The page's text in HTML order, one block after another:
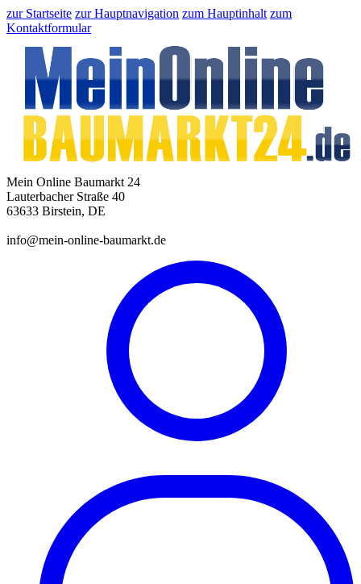
zur Startseite zur Hauptnavigation zum Hauptinhalt zum
Kontaktformular
Mein Online Baumarkt 24
Lauterbacher Straße 40
63633 Birstein, DE
info@mein-online-baumarkt.de